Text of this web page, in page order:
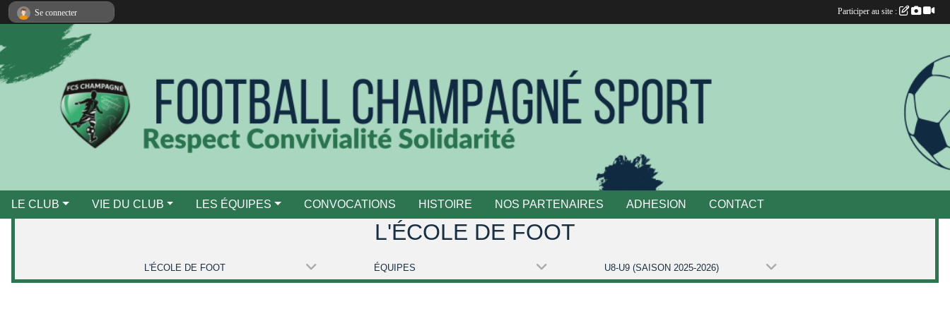
LE CLUB VIE DU CLUB LES ÉQUIPES CONVOCATIONS HISTOIRE NOS PARTENAIRES ADHESION CONTACT
L'ÉCOLE DE FOOT
L'ÉCOLE DE FOOT ÉQUIPES U8-U9 (SAISON 2025-2026)
Se connecter Participer au site :
Panneau de gestion des cookies